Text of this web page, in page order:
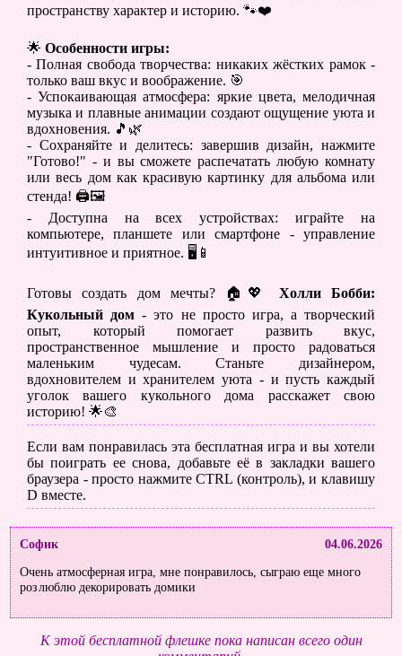
пространству характер и историю. 🐾❤️
🌟 Особенности игры:
- Полная свобода творчества: никаких жёстких рамок -
только ваш вкус и воображение. 🎯
- Успокаивающая атмосфера: яркие цвета, мелодичная
музыка и плавные анимации создают ощущение уюта и
вдохновения. 🎵🌿
- Сохраняйте и делитесь: завершив дизайн, нажмите
"Готово!" - и вы сможете распечатать любую комнату
или весь дом как красивую картинку для альбома или
стенда! 🖨️🖼️
- Доступна на всех устройствах: играйте на
компьютере, планшете или смартфоне - управление
интуитивное и приятное. 🖥️📱
Готовы создать дом мечты? 🏠💖 Холли Бобби:
Кукольный дом - это не просто игра, а творческий
опыт, который помогает развить вкус,
пространственное мышление и просто радоваться
маленьким чудесам. Станьте дизайнером,
вдохновителем и хранителем уюта - и пусть каждый
уголок вашего кукольного дома расскажет свою
историю! 🌟🎨
Если вам понравилась эта бесплатная игра и вы хотели
бы поиграть ее снова, добавьте её в закладки вашего
браузера - просто нажмите CTRL (контроль), и клавишу
D вместе.
Софик
04.06.2026
Очень атмосферная игра, мне понравилось, сыграю еще много
розлюблю декорировать домики
К этой бесплатной флешке пока написан всего один